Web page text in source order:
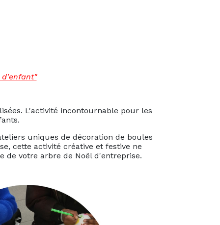
d'enfant"
L'activité incontournable pour les
uniques de décoration de boules
cette activité créative et festive ne
votre arbre de Noël d'entreprise.